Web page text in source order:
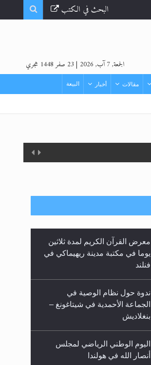
البحث في الكتب
الجمعة, 7 آب, 2026 | 23 صفر 1448 هجري
مقالات أخبار البيعة
معرض القرآن الكريم لمدة ثلاثين
يوما في مكتبة مدينة ريهيماكي في
فنلند
ندوة حول نظام الوصية في
الجماعة الأحمدية في شيتاغونغ –
بنغلاديش
اليوم الوطني الرياضي لمجلس
أنصار الله في هولندا